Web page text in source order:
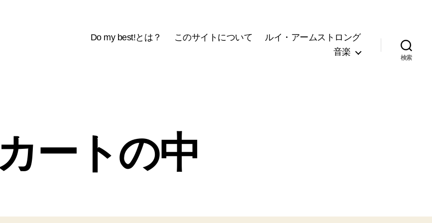
Do my best!とは？ このサイトについて
ルイ・アームストロング
音楽
検索
カートの中